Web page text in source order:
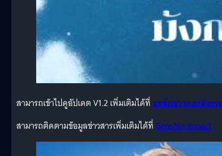
สามารถเข้าไปดูอัปเดต V1.2 เพิ่มเติมได้ที่ชอล์กขาวและมังกร
สามารถติดตามข้อมูลข่าวสารเพิ่มเติมได้ที่Genshin Impact